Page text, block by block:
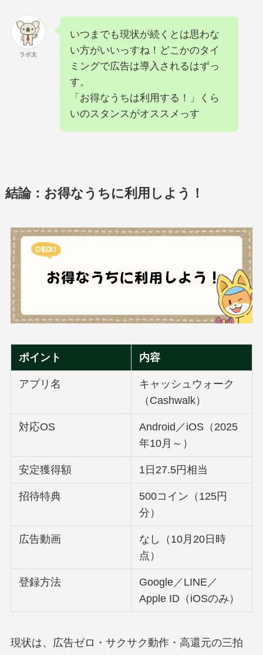
ラボ太
いつまでも現状が続くとは思わな
い方がいいっすね！どこかのタイ
ミングで広告は導入されるはずっ
す。
「お得なうちは利用する！」くら
いのスタンスがオススメっす
結論： お得なうちに利用しよう！
ポイント 内容
アプリ名
キャッシュウォーク
（Cashwalk）
対応OS
Android／iOS（2025
年10月～）
安定獲得額 1日27.5円相当
招待特典
500コイン（125円
分）
広告動画
なし（10月20日時
点）
登録方法
Google／LINE／
Apple ID（iOSのみ）
現状は、広告ゼロ・サクサク動作・高還元の三拍